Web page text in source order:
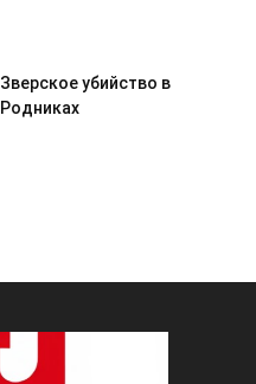
Зверское убийство в
Родниках